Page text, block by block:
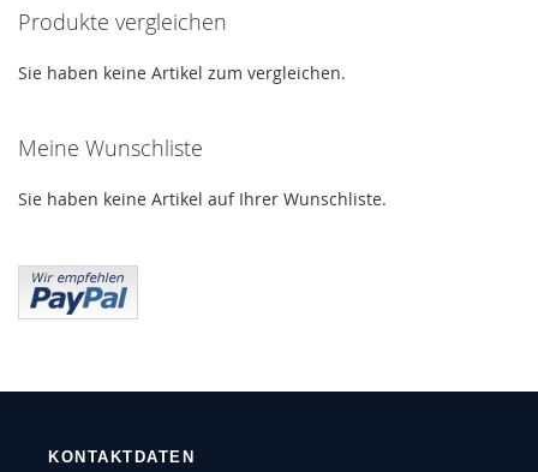
Produkte vergleichen
Sie haben keine Artikel zum vergleichen.
Meine Wunschliste
Sie haben keine Artikel auf Ihrer Wunschliste.
KONTAKTDATEN